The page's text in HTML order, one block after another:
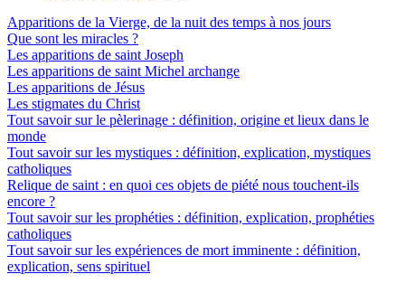
Apparitions de la Vierge, de la nuit des temps à nos jours
Que sont les miracles ?
Les apparitions de saint Joseph
Les apparitions de saint Michel archange
Les apparitions de Jésus
Les stigmates du Christ
Tout savoir sur le pèlerinage : définition, origine et lieux dans le
monde
Tout savoir sur les mystiques : définition, explication, mystiques
catholiques
Relique de saint : en quoi ces objets de piété nous touchent-ils
encore ?
Tout savoir sur les prophéties : définition, explication, prophéties
catholiques
Tout savoir sur les expériences de mort imminente : définition,
explication, sens spirituel